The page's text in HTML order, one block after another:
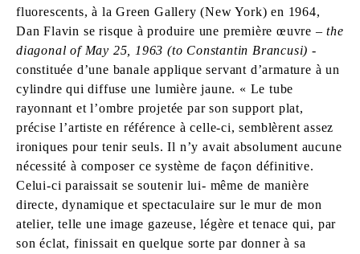
fluorescents, à la Green Gallery (New York) en 1964,
Dan Flavin se risque à produire une première œuvre –the
diagonal of May 25, 1963 (to Constantin Brancusi) -
constituée d’une banale applique servant d’armature à un
cylindre qui diffuse une lumière jaune. « Le tube
rayonnant et l’ombre projetée par son support plat,
précise l’artiste en référence à celle-ci, semblèrent assez
ironiques pour tenir seuls. Il n’y avait absolument aucune
nécessité à composer ce système de façon définitive.
Celui-ci paraissait se soutenir lui- même de manière
directe, dynamique et spectaculaire sur le mur de mon
atelier, telle une image gazeuse, légère et tenace qui, par
son éclat, finissait en quelque sorte par donner à sa